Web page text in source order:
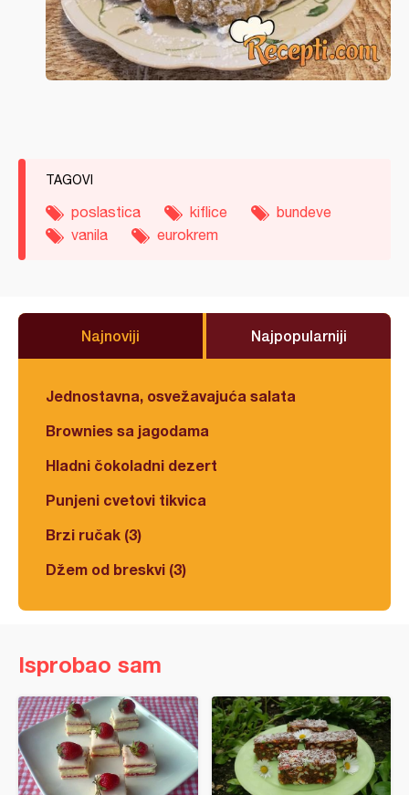
TAGOVI
poslastica kiflice
bundeve
vanila
eurokrem
Najnoviji Najpopularniji
Jednostavna, osvežavajuća salata
Brownies sa jagodama
Hladni čokoladni dezert
Punjeni cvetovi tikvica
Brzi ručak (3)
Džem od breskvi (3)
Isprobao sam